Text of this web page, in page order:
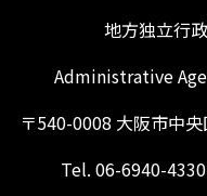
地方独立行
Administrative
〒540-0008 大阪市中
Tel. 06-6940-